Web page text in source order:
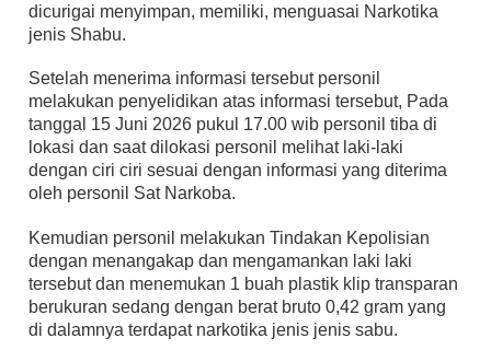
dicurigai menyimpan, memiliki, menguasai Narkotika
jenis Shabu.
Setelah menerima informasi tersebut personil
melakukan penyelidikan atas informasi tersebut, Pada
tanggal 15 Juni 2026 pukul 17.00 wib personil tiba di
lokasi dan saat dilokasi personil melihat laki-laki
dengan ciri ciri sesuai dengan informasi yang diterima
oleh personil Sat Narkoba.
Kemudian personil melakukan Tindakan Kepolisian
dengan menangakap dan mengamankan laki laki
tersebut dan menemukan 1 buah plastik klip transparan
berukuran sedang dengan berat bruto 0,42 gram yang
di dalamnya terdapat narkotika jenis jenis sabu.